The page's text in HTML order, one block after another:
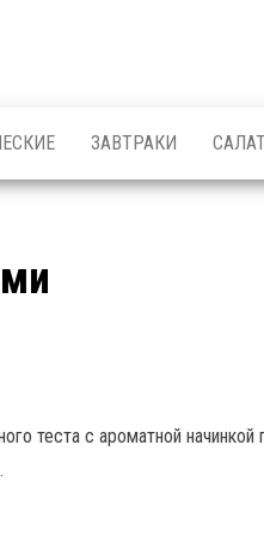
ЗАВТРАКИ
теста с ароматной начинкой